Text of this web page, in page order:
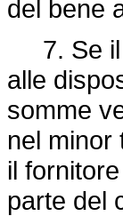
del bene
7. Se il
alle
somme
nel minor
il
parte del